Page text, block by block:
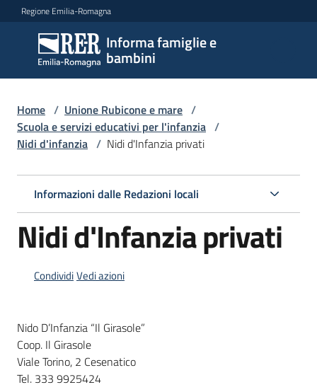
Vai al contenuto
Vai alla navigazione
Vai al footer
Regione Emilia-Romagna
Informa famiglie e
bambini
Informa
famiglie
e
bambini
Informazioni
locali
Home / Unione Rubicone e mare /
Scuola e servizi educativi per l'infanzia /
Nidi d'infanzia / Nidi d'Infanzia privati
Informazioni dalle Redazioni locali
Nidi d'Infanzia privati
CondividiVedi azioni
Nido D’Infanzia “Il Girasole”
Coop. Il Girasole
Viale Torino, 2 Cesenatico
Tel. 333 9925424